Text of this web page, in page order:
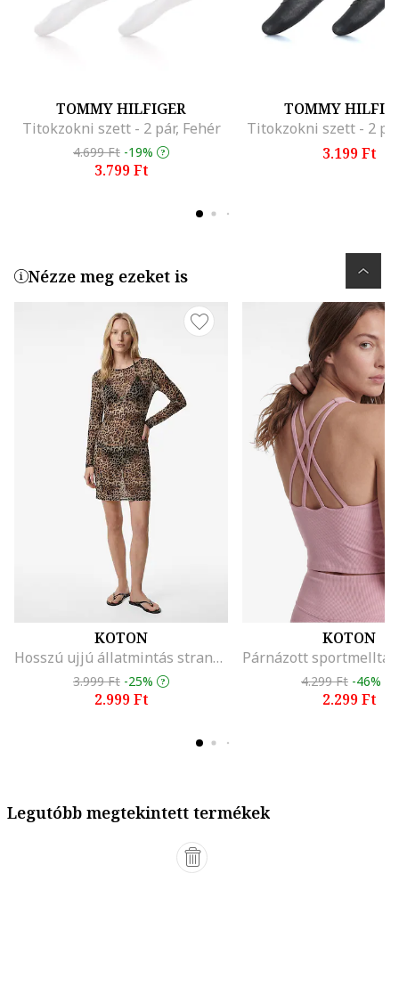
TOMMY HILFIGER
Titokzokni szett - 2 pár, Fehér
4.699 Ft -19%
3.799 Ft
TOMMY
Titokzokni szett - 2
3.199 Ft
Nézze meg ezeket is
KOTON
Hosszú ujjú állatmintás strandruha, Barna/Bézs
3.999 Ft -25%
2.999 Ft
KOTON
4.299 Ft -46%
2.299 Ft
Legutóbb megtekintett termékek